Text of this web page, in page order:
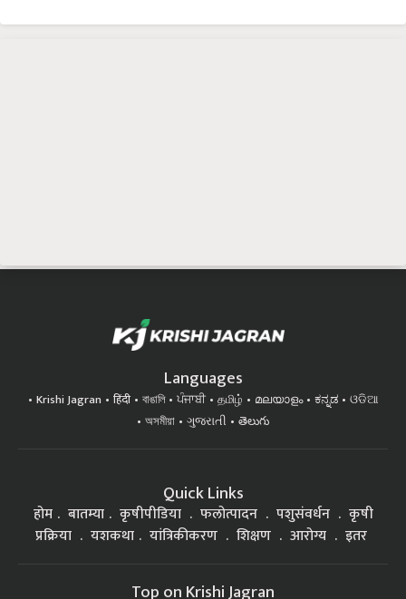
Languages
Krishi Jagran हिंदी বাঙালি ਪੰਜਾਬੀ தமிழ் മലയാളം ಕನ್ನಡ
ଓଡିଆ
অসমীয়া
ગુજરાતી తెలుగు
Quick Links
होम बातम्या कृषीपीडिया फलोत्पादन पशुसंवर्धन
कृषी
प्रक्रिया
यशकथा यांत्रिकीकरण शिक्षण आरोग्य इतर
Top on Krishi Jagran